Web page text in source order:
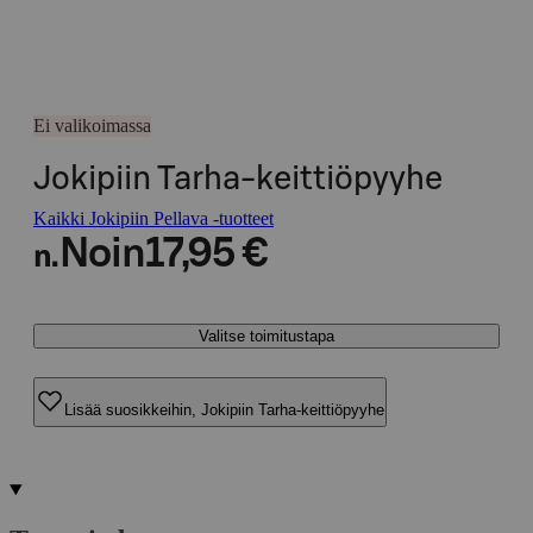
Ei valikoimassa
Jokipiin Tarha-keittiöpyyhe
Kaikki Jokipiin Pellava -tuotteet
n. Noin17,95 €
Valitse toimitustapa
Lisää suosikkeihin, Jokipiin Tarha-keittiöpyyhe